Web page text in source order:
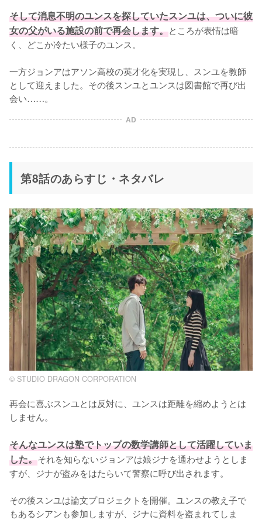
そして消息不明のユンスを探していたスンユは、ついに彼
女の父がいる施設の前で再会します。ところが表情は暗
く、どこか冷たい様子のユンス。
一方ジョンアはアソン高校の英才化を実現し、スンユを教師
として迎えました。その後スンユとユンスは図書館で再び出
会い……。
AD
第8話のあらすじ・ネタバレ
© STUDIO DRAGON CORPORATION
再会に喜ぶスンユとは反対に、ユンスは距離を縮めようとは
しません。
そんなユンスは塾でトップの数学講師として活躍していま
した。それを知らないジョンアは娘ジナを通わせようとしま
すが、ジナが盗みをはたらいて警察に呼び出されます。
その後スンユは論文プロジェクトを開催。ユンスの教え子で
もあるシアンも参加しますが、ジナに資料を盗まれてしま